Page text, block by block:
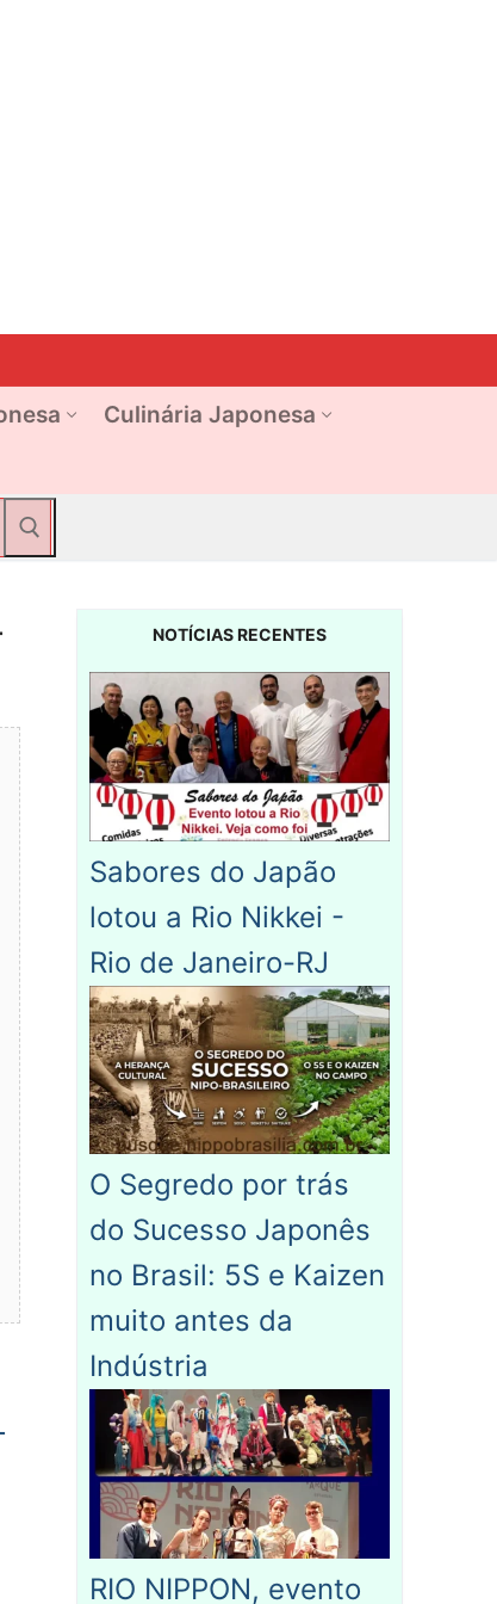
Culinária Japonesa
NOTÍCIAS RECENTES
Sabores do Japão
lotou a Rio Nikkei -
Rio de Janeiro-RJ
O Segredo por trás
do Sucesso Japonês
no Brasil: 5S e Kaizen
muito antes da
Indústria
RIO NIPPON, evento